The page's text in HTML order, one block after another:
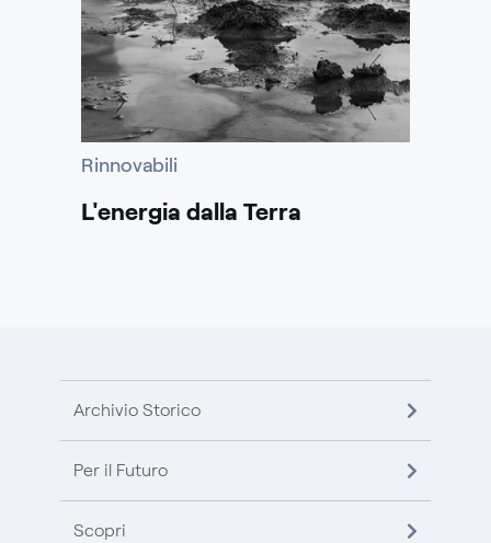
Rinnovabili
L'energia dalla Terra
Archivio Storico
Per il Futuro
Scopri